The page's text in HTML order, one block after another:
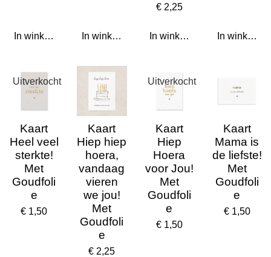
In winkelwagen In winkelwagen
€ 2,25
In winkelwagen In
Uitverkocht
Kaart
Heel veel
sterkte!
Met
Goudfoli
e
€ 1,50
Kaart
Hiep hiep
hoera,
vandaag
vieren
we jou!
Met
Goudfoli
e
€ 2,25
Uitverkocht
Kaart
Hiep
Hoera
voor Jou!
Met
Goudfoli
e
€ 1,50
Kaart
Mama is
de liefste!
Met
Goudfoli
e
€ 1,50